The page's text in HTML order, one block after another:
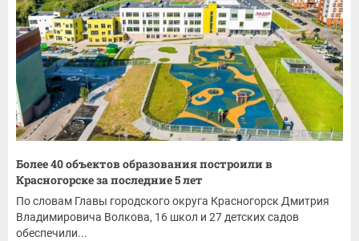
Более 40 объектов образования построили в
Красногорске за последние 5 лет
По словам Главы городского округа Красногорск Дмитрия
Владимировича Волкова, 16 школ и 27 детских садов
обеспечили...